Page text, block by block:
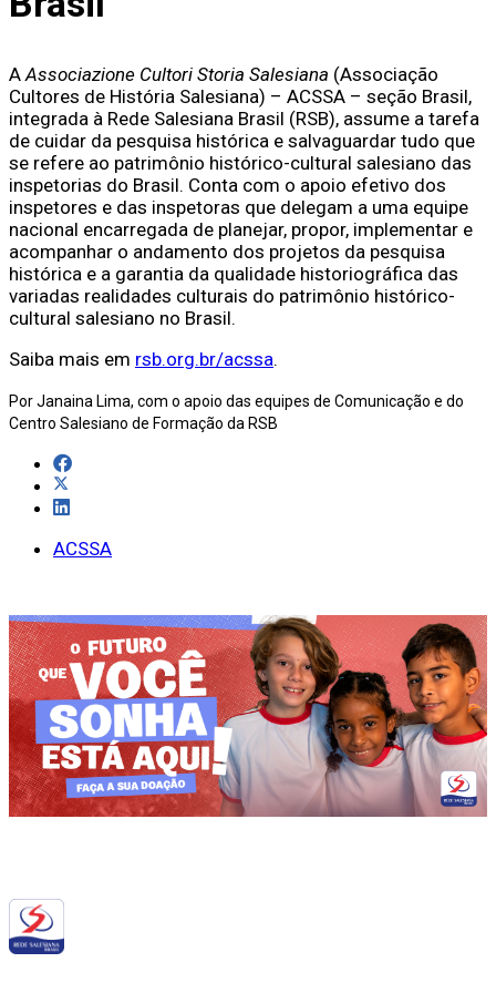
AAssociazione Cultori Storia Salesiana (Associação
Cultores de História Salesiana) – ACSSA – seção Brasil,
integrada à Rede Salesiana Brasil (RSB), assume a tarefa
de cuidar da pesquisa histórica e salvaguardar tudo que
se refere ao patrimônio histórico-cultural salesiano das
inspetorias do Brasil. Conta com o apoio efetivo dos
inspetores e das inspetoras que delegam a uma equipe
nacional encarregada de planejar, propor, implementar e
acompanhar o andamento dos projetos da pesquisa
histórica e a garantia da qualidade historiográfica das
variadas realidades culturais do patrimônio histórico-
cultural salesiano no Brasil.
Saiba mais em rsb.org.br/acssa.
Por Janaina Lima, com o apoio das equipes de Comunicação e do
Centro Salesiano de Formação da RSB
ACSSA